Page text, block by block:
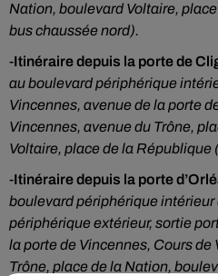
Nation, boulevard Voltaire,
bus chaussée nord).
-Itinéraire depuis la porte de
au boulevard périphérique
Vincennes, avenue de la porte
Vincennes, avenue du Trône,
Voltaire, place de la République
-Itinéraire depuis la porte
boulevard périphérique intérieur
périphérique extérieur, sortie
la porte de Vincennes, Cours de
Trône, place de la Nation,